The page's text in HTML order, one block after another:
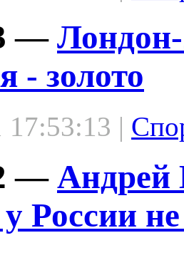
—
- золото
17:53:13 |
— Андрей
России